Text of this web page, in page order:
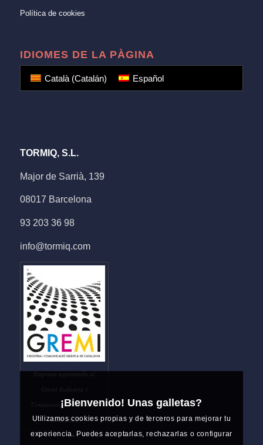
Política de cookies
IDIOMES DE LA PÀGINA
Català(Catalán) Español
TORMIQ, S.L.
Major de Sarrià, 139
08017 Barcelona
93 203 36 98
info@tormiq.com
Empresa agremiada al
Gremi Indústria i
Comunicació Gràfica de
Catalunya
¡Bienvenido! Unas galletas?
Utilizamos cookies propias y de terceros para mejorar tu
experiencia. Puedes aceptarlas, rechazarlas o configurar